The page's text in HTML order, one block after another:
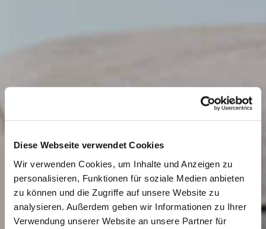
Diese Webseite verwendet Cookies
Wir verwenden Cookies, um Inhalte und Anzeigen zu
personalisieren, Funktionen für soziale Medien anbieten
zu können und die Zugriffe auf unsere Website zu
analysieren. Außerdem geben wir Informationen zu Ihrer
Verwendung unserer Website an unsere Partner für